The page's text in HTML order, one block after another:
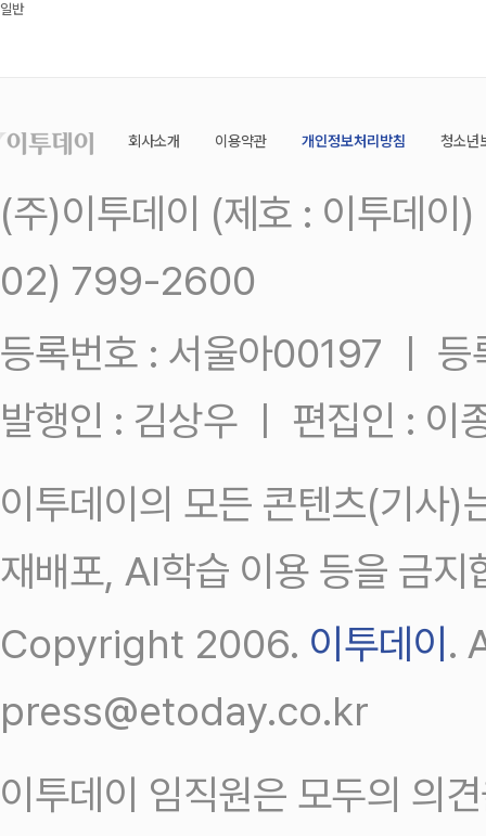
일반
회사소개 이용약관 개인정보처리방침 청소년
(주)이투데이 (제호 : 이투데
02) 799-2600
등록번호 : 서울아00197 ㅣ
발행인 : 김상우 ㅣ 편집인 : 이
이투데이의 모든 콘텐츠(기사)
재배포, AI학습 이용 등을 금지
Copyright 2006. 이투데이.
press@etoday.co.kr
이투데이 임직원은 모두의 의